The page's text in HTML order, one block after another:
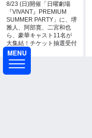
8/23 (日)開催「日曜劇場
『VIVANT』PREMIUM
SUMMER PARTY」に、堺
雅人、阿部寛、二宮和也
ら、豪華キャスト11名が
大集結！チケット抽選受付
中！